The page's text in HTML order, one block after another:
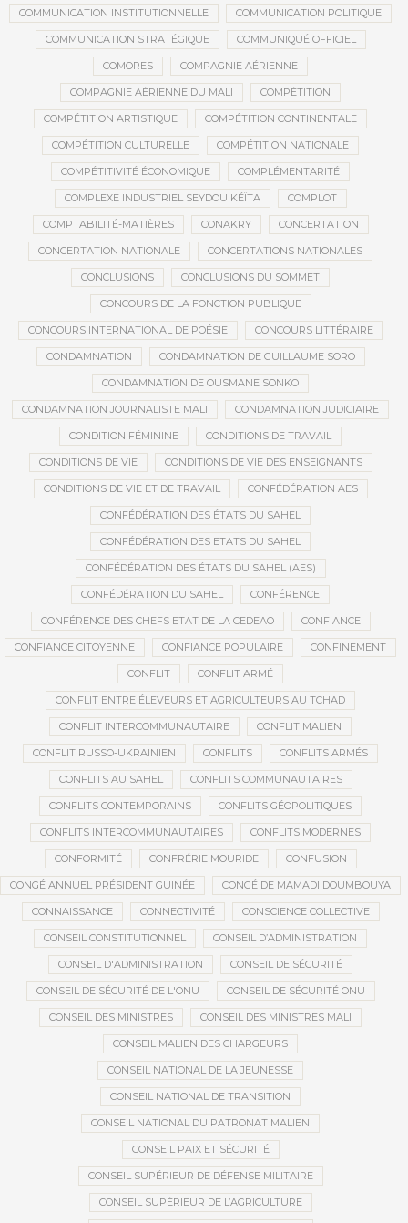
COMMUNICATION INSTITUTIONNELLE COMMUNICATION POLITIQUE
COMMUNICATION STRATÉGIQUE COMMUNIQUÉ OFFICIEL
COMORES COMPAGNIE AÉRIENNE
COMPAGNIE AÉRIENNE DU MALI COMPÉTITION
COMPÉTITION ARTISTIQUE COMPÉTITION CONTINENTALE
COMPÉTITION CULTURELLE COMPÉTITION NATIONALE
COMPÉTITIVITÉ ÉCONOMIQUE COMPLÉMENTARITÉ
COMPLEXE INDUSTRIEL SEYDOU KÉÏTA COMPLOT
COMPTABILITÉ-MATIÈRES CONAKRY CONCERTATION
CONCERTATION NATIONALE CONCERTATIONS NATIONALES
CONCLUSIONS CONCLUSIONS DU SOMMET
CONCOURS DE LA FONCTION PUBLIQUE
CONCOURS INTERNATIONAL DE POÉSIE CONCOURS LITTÉRAIRE
CONDAMNATION CONDAMNATION DE GUILLAUME SORO
CONDAMNATION DE OUSMANE SONKO
CONDAMNATION JOURNALISTE MALI CONDAMNATION JUDICIAIRE
CONDITION FÉMININE CONDITIONS DE TRAVAIL
CONDITIONS DE VIE CONDITIONS DE VIE DES ENSEIGNANTS
CONDITIONS DE VIE ET DE TRAVAIL CONFÉDÉRATION AES
CONFÉDÉRATION DES ÉTATS DU SAHEL
CONFÉDÉRATION DES ETATS DU SAHEL
CONFÉDÉRATION DES ÉTATS DU SAHEL (AES)
CONFÉDÉRATION DU SAHEL CONFÉRENCE
CONFÉRENCE DES CHEFS ETAT DE LA CEDEAO CONFIANCE
CONFIANCE CITOYENNE CONFIANCE POPULAIRE CONFINEMENT
CONFLIT CONFLIT ARMÉ
CONFLIT ENTRE ÉLEVEURS ET AGRICULTEURS AU TCHAD
CONFLIT INTERCOMMUNAUTAIRE CONFLIT MALIEN
CONFLIT RUSSO-UKRAINIEN CONFLITS CONFLITS ARMÉS
CONFLITS AU SAHEL CONFLITS COMMUNAUTAIRES
CONFLITS CONTEMPORAINS CONFLITS GÉOPOLITIQUES
CONFLITS INTERCOMMUNAUTAIRES CONFLITS MODERNES
CONFORMITÉ CONFRÉRIE MOURIDE CONFUSION
CONGÉ ANNUEL PRÉSIDENT GUINÉE CONGÉ DE MAMADI DOUMBOUYA
CONNAISSANCE CONNECTIVITÉ CONSCIENCE COLLECTIVE
CONSEIL CONSTITUTIONNEL CONSEIL D’ADMINISTRATION
CONSEIL D'ADMINISTRATION CONSEIL DE SÉCURITÉ
CONSEIL DE SÉCURITÉ DE L'ONU CONSEIL DE SÉCURITÉ ONU
CONSEIL DES MINISTRES CONSEIL DES MINISTRES MALI
CONSEIL MALIEN DES CHARGEURS
CONSEIL NATIONAL DE LA JEUNESSE
CONSEIL NATIONAL DE TRANSITION
CONSEIL NATIONAL DU PATRONAT MALIEN
CONSEIL PAIX ET SÉCURITÉ
CONSEIL SUPÉRIEUR DE DÉFENSE MILITAIRE
CONSEIL SUPÉRIEUR DE L’AGRICULTURE